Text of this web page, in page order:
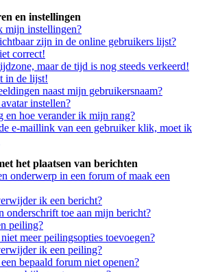
en instellingen
mijn instellingen?
zijn in de online gebruikers lijst?
correct!
maar de tijd is nog steeds verkeerd!
in de lijst!
naast mijn gebruikersnaam?
instellen?
en hoe verander ik mijn rang?
e-maillink van een gebruiker klik, moet ik
het plaatsen van berichten
onderwerp in een forum of maak een
ik een bericht?
onderschrift toe aan mijn bericht?
peiling?
meer peilingsopties toevoegen?
ik een peiling?
bepaald forum niet openen?